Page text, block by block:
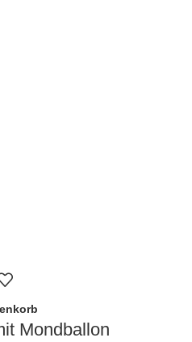
Mondballon